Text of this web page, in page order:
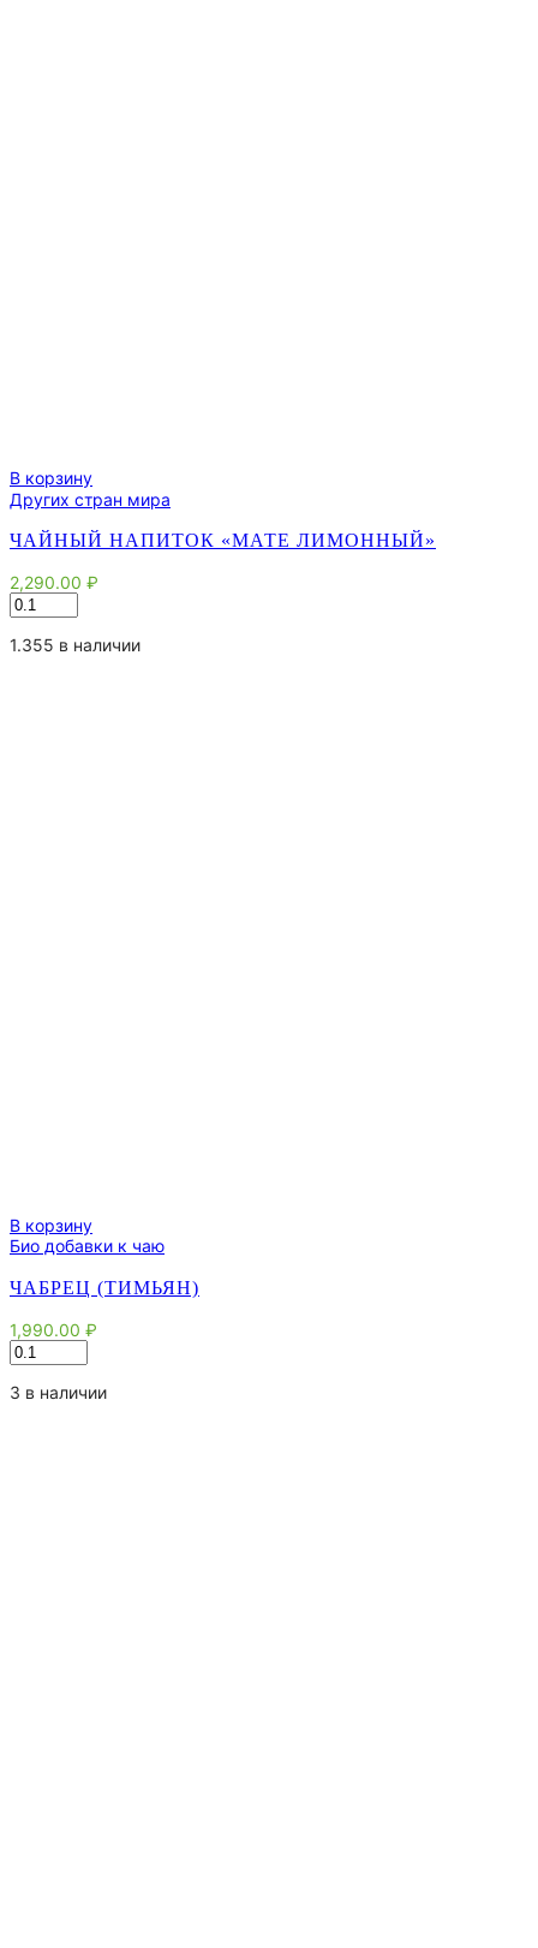
В корзину
Других стран мира
ЧАЙНЫЙ НАПИТОК «МАТЕ ЛИМОННЫЙ»
2,290.00 ₽
Количество
товара
Чайный
1.355 в наличии
В корзину
Био добавки к чаю
ЧАБРЕЦ (ТИМЬЯН)
1,990.00 ₽
Количество
товара
Чабрец
3 в наличии